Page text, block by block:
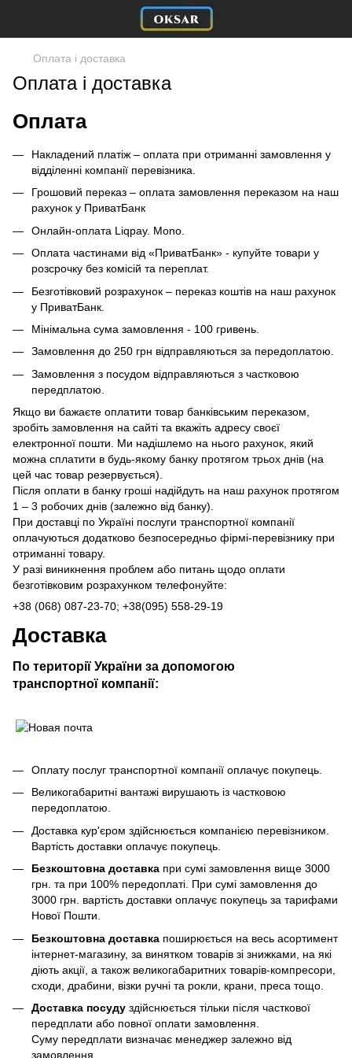
Оплата і доставка
Оплата і доставка
Оплата
Накладений платіж – оплата при отриманні замовлення у
відділенні компанії перевізника.
Грошовий переказ – оплата замовлення переказом на наш
рахунок у ПриватБанк
Онлайн-оплата Liqpay. Mono.
Оплата частинами від «ПриватБанк» - купуйте товари у
розсрочку без комісій та переплат.
Безготівковий розрахунок – переказ коштів на наш рахунок
у ПриватБанк.
Мінімальна сума замовлення - 100 гривень.
Замовлення до 250 грн відправляються за передоплатою.
Замовлення з посудом відправляються з частковою
передплатою.
Якщо ви бажаєте оплатити товар банківським переказом,
зробіть замовлення на сайті та вкажіть адресу своєї
електронної пошти. Ми надішлемо на нього рахунок, який
можна сплатити в будь-якому банку протягом трьох днів (на
цей час товар резервується).
Після оплати в банку гроші надійдуть на наш рахунок протягом
1 – 3 робочих днів (залежно від банку).
При доставці по Україні послуги транспортної компанії
оплачуються додатково безпосередньо фірмі-перевізнику при
отриманні товару.
У разі виникнення проблем або питань щодо оплати
безготівковим розрахунком телефонуйте:
+38 (068) 087-23-70; +38(095) 558-29-19
Доставка
По території України за допомогою
транспортної компанії:
Оплату послуг транспортної компанії оплачує покупець.
Великогабаритні вантажі вирушають із частковою
передоплатою.
Доставка кур'єром здійснюється компанією перевізником.
Вартість доставки оплачує покупець.
Безкоштовна доставка при сумі замовлення вище 3000
грн. та при 100% передоплаті. При сумі замовлення до
3000 грн. вартість доставки оплачує покупець за тарифами
Нової Пошти.
Безкоштовна доставка поширюється на весь асортимент
інтернет-магазину, за винятком товарів зі знижками, на які
діють акції, а також великогабаритних товарів-компресори,
сходи, драбини, візки ручні та рокли, крани, преса тощо.
Доставка посуду здійснюється тільки після часткової
передплати або повної оплати замовлення.
Суму передплати визначає менеджер залежно від
замовлення.